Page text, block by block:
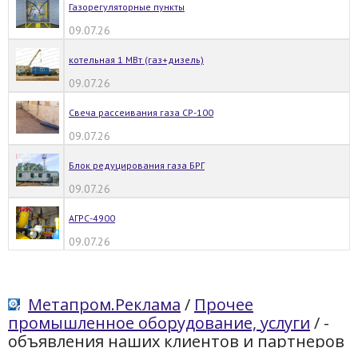
Газорегуляторные пункты
09.07.26
котельная 1 МВт (газ+дизель)
09.07.26
Свеча рассеивания газа СР-100
09.07.26
Блок редуцирования газа БРГ
09.07.26
АГРС-4900
09.07.26
Метапром.Реклама / Прочее
промышленное оборудование, услуги / -
объявления наших клиентов и партнеров